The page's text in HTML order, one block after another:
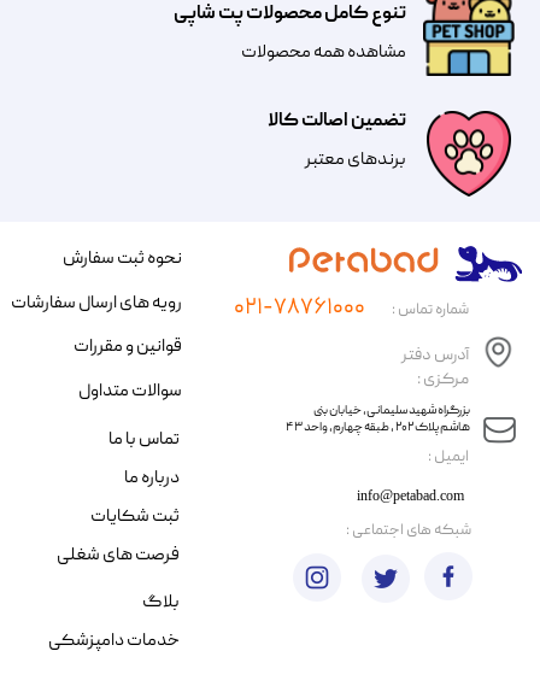
تضمین اصالت کالا
​​برندهای معتبر​​​​​​​
تنوع کامل محصولات پت شاپی
مشاهده همه محصولات
​ایمیل :
آدرس دفتر
مرکزی :
info@petabad.com
​​بزرگراه شهید سلیمانی، خیابان بنی
هاشم پلاک ۲۰۲ ، طبقه چهارم، واحد ۴۳
شماره تماس : ۰۲۱-۷۸۷۶۱۰۰۰
نحوه ثبت سفارش
رویه های ارسال سفارشات
قوانین و مقررات
سوالات متداول
تماس با ما
درباره ما
ثبت شکایات
فرصت های شغلی
​شبکه های اجتماعی :
بلاگ
خدمات دامپزشکی